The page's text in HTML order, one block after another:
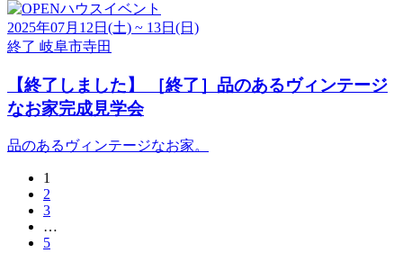
2025年07月12日(土) ~ 13日(日)
終了 岐阜市寺田
【終了しました】
［終了］品のあるヴィンテージ
なお家完成見学会
品のあるヴィンテージなお家。
1
2
3
…
5